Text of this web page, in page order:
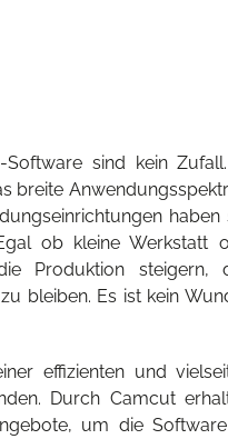
sind kein
breite
haben
ob kleine Werkstatt
Produktion steigern,
bleiben. Es ist kein
effizienten und
Durch Camcut
um die